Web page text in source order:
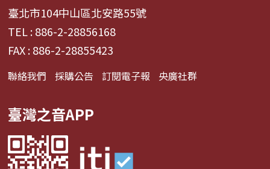
臺北市104中山區北安路55號
TEL : 886-2-28856168
FAX : 886-2-28855423
聯絡我們 採購公告 訂閱電子報 央廣社群
臺灣之音APP